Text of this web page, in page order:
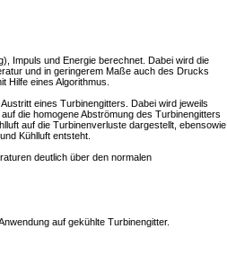
Impuls und Energie berechnet. Dabei wird die
und in geringerem Maße auch des Drucks
eines Algorithmus.
eines Turbinengitters. Dabei wird jeweils
die homogene Abströmung des Turbinengitters
auf die Turbinenverluste dargestellt, ebensowie
Kühlluft entsteht.
deutlich über den normalen
auf gekühlte Turbinengitter.